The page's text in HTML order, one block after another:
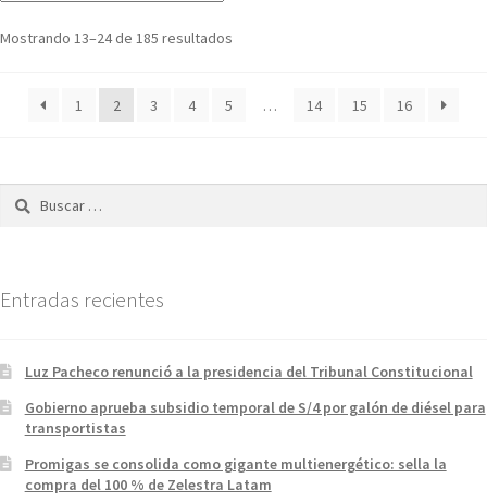
Mostrando 13–24 de 185 resultados
1 2 3 4 5 … 14 15 16
Buscar:
Entradas recientes
Luz Pacheco renunció a la presidencia del Tribunal Constitucional
Gobierno aprueba subsidio temporal de S/4 por galón de diésel para
transportistas
Promigas se consolida como gigante multienergético: sella la
compra del 100 % de Zelestra Latam